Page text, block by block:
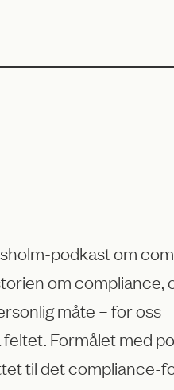
podkast om
om compliance,
måte – for oss
Formålet med
til det compliance-